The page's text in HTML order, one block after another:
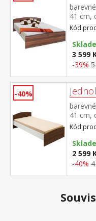
41 cm,
200
R4 k
Kód
3 599
-39%
-40%
41 cm,
200
rošt
úložný
Kód
2 599
-40%